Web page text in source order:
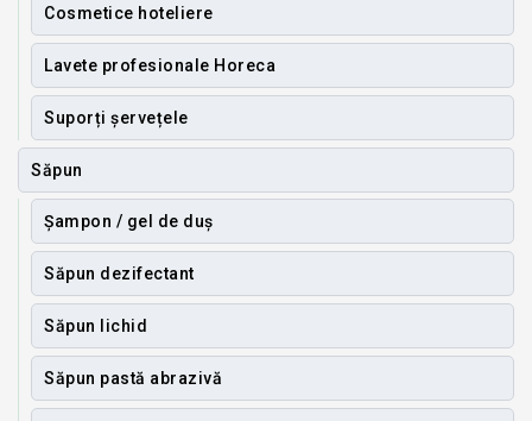
Cosmetice hoteliere
Lavete profesionale Horeca
Suporți șervețele
Săpun
Șampon / gel de duș
Săpun dezifectant
Săpun lichid
Săpun pastă abrazivă